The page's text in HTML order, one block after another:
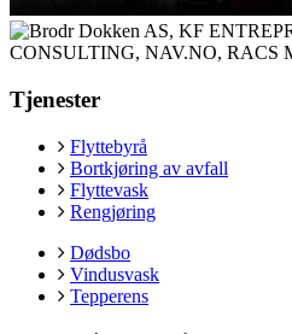
Tjenester
Flyttebyrå
Bortkjøring av avfall
Flyttevask
Rengjøring
Dødsbo
Vindusvask
Tepperens